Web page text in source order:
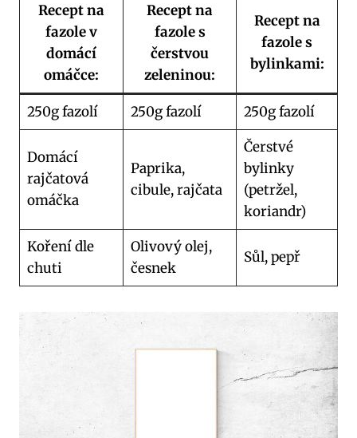
Recept na
fazole v
domácí
omáčce:
Recept na
fazole s
čerstvou
zeleninou:
Recept na
fazole s
bylinkami:
250g fazolí 250g fazolí 250g fazolí
Domácí
rajčatová
omáčka
Paprika,
cibule, rajčata
Čerstvé
bylinky
(petržel,
koriandr)
Koření dle
chuti
Olivový olej,
česnek
Sůl, pepř